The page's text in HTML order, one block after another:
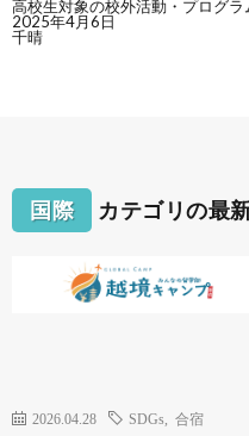
高校生対象の校外活動・プログラ
2025年4月6日
千晴
国際 カテゴリの最
2026.04.28 SDGs 合宿